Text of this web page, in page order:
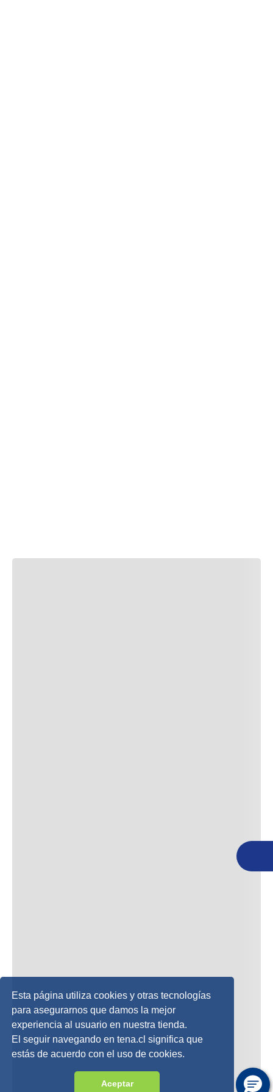
Esta página utiliza cookies y otras tecnologías
para asegurarnos que damos la mejor
experiencia al usuario en nuestra tienda.
El seguir navegando en tena.cl significa que
estás de acuerdo con el uso de cookies.
Aceptar